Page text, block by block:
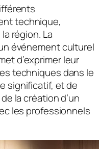
technique,
région. La
événement culturel
d’exprimer leur
techniques dans le
significatif, et de
la création d’un
les professionnels